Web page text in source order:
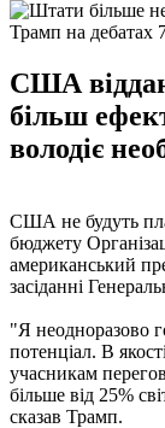
Трамп на дебатах
США
більш
володіє
США не будуть
бюджету
американський
засіданні
"Я неодноразово
потенціал. В
учасникам
більше від 25%
сказав Трамп.